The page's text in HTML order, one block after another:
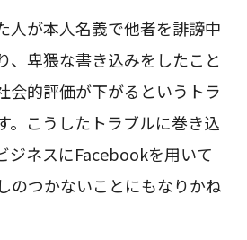
人が本人名義で他者を誹謗中
、卑猥な書き込みをしたこと
会的評価が下がるというトラ
。こうしたトラブルに巻き込
ジネスにFacebookを用いて
のつかないことにもなりかね